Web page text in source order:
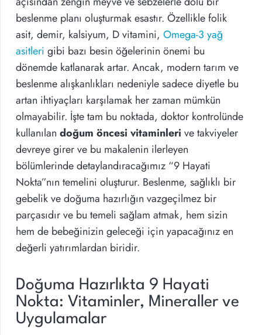
beslenme planı oluşturmak esastır. Özellikle folik
asit, demir, kalsiyum, D vitamini, Omega-3 yağ
asitleri gibi bazı besin öğelerinin önemi bu
dönemde katlanarak artar. Ancak, modern tarım ve
beslenme alışkanlıkları nedeniyle sadece diyetle bu
artan ihtiyaçları karşılamak her zaman mümkün
olmayabilir. İşte tam bu noktada, doktor kontrolünde
kullanılan doğum öncesi vitaminleri ve takviyeler
devreye girer ve bu makalenin ilerleyen
bölümlerinde detaylandıracağımız “9 Hayati
Nokta”nın temelini oluşturur. Beslenme, sağlıklı bir
gebelik ve doğuma hazırlığın vazgeçilmez bir
parçasıdır ve bu temeli sağlam atmak, hem sizin
hem de bebeğinizin geleceği için yapacağınız en
değerli yatırımlardan biridir.
Doğuma Hazırlıkta 9 Hayati
Nokta: Vitaminler, Mineraller ve
Uygulamalar